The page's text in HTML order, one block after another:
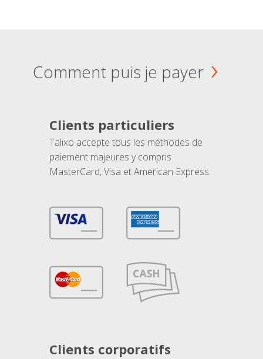
Comment puis je payer
Clients particuliers
Talixo accepte tous les méthodes de
paiement majeures y compris
MasterCard, Visa et American Express.
Clients corporatifs